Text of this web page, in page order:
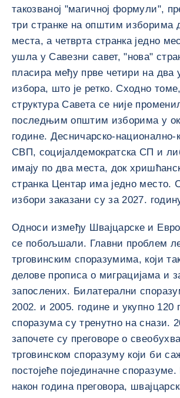
такозваној "магичној формули",
три странке на општим изборима
места, а четврта странка једно
ушла у Савезни савет, "нова"
пласира међу прве четири на два
избора, што је ретко. Сходно
структура Савета се није
последњим општим изборима у
године. Десничарско-национално-
СВП, социјалдемократска СП и
имају по два места, док
странка Центар има једно место.
избори заказани су за 2027.
Односи између Швајцарске и
се побољшали. Главни проблем
трговинским споразумима, који
делове прописа о миграцијама и
запослених. Билатерални
2002. и 2005. године и укупно 120
споразума су тренутно на снази.
започете су преговоре о
трговинском споразуму који би
постојеће појединачне
након година преговора,